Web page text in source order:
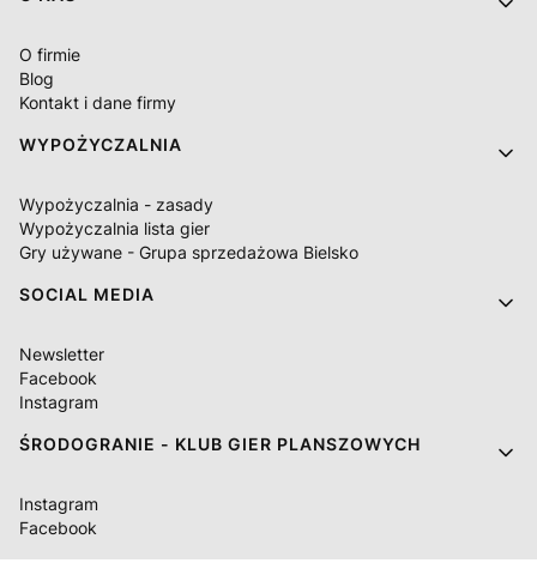
O firmie
Blog
Kontakt i dane firmy
WYPOŻYCZALNIA
Wypożyczalnia - zasady
Wypożyczalnia lista gier
Gry używane - Grupa sprzedażowa Bielsko
SOCIAL MEDIA
Newsletter
Facebook
Instagram
ŚRODOGRANIE - KLUB GIER PLANSZOWYCH
Instagram
Facebook